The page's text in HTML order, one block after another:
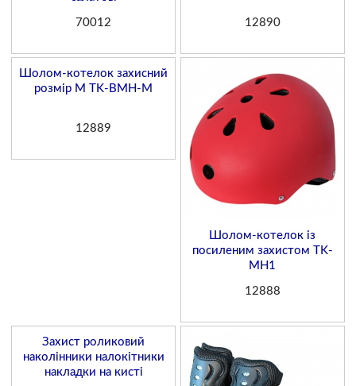
70012 12890
Шолом-котелок захисний
розмір М TK-ВМН-М
12889
Шолом-котелок із
посиленим захистом TK-
MH1
12888
Захист роликовий
наколінники налокітники
накладки на кисті